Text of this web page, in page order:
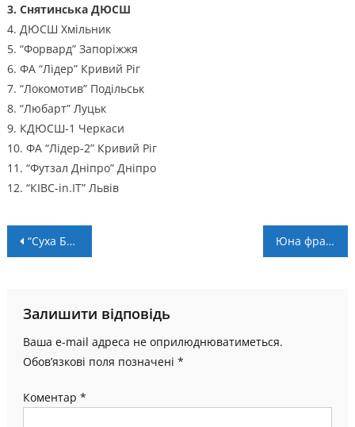
3. Снятинська ДЮСШ
4. ДЮСШ Хмільник
5. “Форвард” Запоріжжя
6. ФА “Лідер” Кривий Ріг
7. “Локомотив” Подільськ
8. “Любарт” Луцьк
9. КДЮСШ-1 Черкаси
10. ФА “Лідер-2” Кривий Ріг
11. “Футзал Дніпро” Дніпро
12. “КІВС-in.IT” Львів
Навігація
“Суха Балка” – “Ураган”: пряма трансляція Юна франківка стала переможницею чемпіонату ФСТ “Україна” з дзюдо
Залишити відповідь
Ваша e-mail адреса не оприлюднюватиметься.
Обов’язкові поля позначені *
Коментар *